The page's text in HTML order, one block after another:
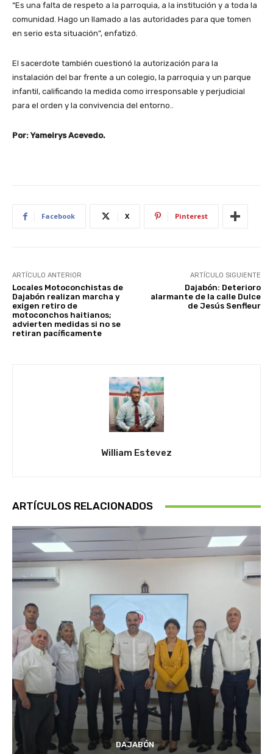
“Es una falta de respeto a la parroquia, a la institución y a toda la
comunidad. Hago un llamado a las autoridades para que tomen
en serio esta situación”, enfatizó.
El sacerdote también cuestionó la autorización para la
instalación del bar frente a un colegio, la parroquia y un parque
infantil, calificando la medida como irresponsable y perjudicial
para el orden y la convivencia del entorno..
Por: Yameirys Acevedo.
Facebook X Pinterest
ARTÍCULO ANTERIOR
Locales Motoconchistas de
Dajabón realizan marcha y
exigen retiro de
motoconchos haitianos;
advierten medidas si no se
retiran pacíficamente
ARTÍCULO SIGUIENTE
Dajabón: Deterioro
alarmante de la calle Dulce
de Jesús Senfleur
William Estevez
ARTÍCULOS RELACIONADOS
DAJABÓN